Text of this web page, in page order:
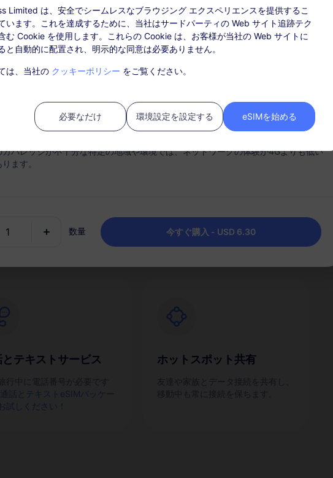
RedteaGO eSIMなのか？
テキストサービス
通話とテキストeSIMパッケー
試しください！
ホットスポット共有
データ情報 カバレッジとネットワーク
パッケージを有効化後、「注文履歴」でチャージしてください。
ベートされない期限切れのパッケージは利用できず、返金対象とはなりません。
パッケージのデータ使用量がなくなると、サービスは中断されます。
バレッジが不十分な特定の地域や環境では、ネットワークの体験が4Gよりも低い
ます。
数量 今すぐ購入 - USD 6.30
Limited は、安全でシームレスなブラウジング エクスペリエンスを提供するこ
います。これを達成するために、当社はサードパーティの Web サイト追跡テク
む Cookie を使用します。これらの Cookie は、お客様が当社の Web サイトに
と自動的に配置され、明示的な同意は必要ありません。
は、当社の クッキーポリシー をご覧ください。
必要なだけ 環境設定を設定する eSIMを始める